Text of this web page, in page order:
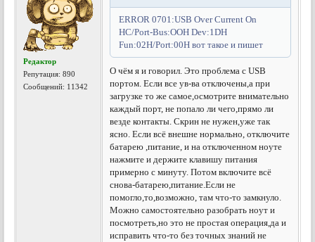
Редактор
Репутация:890
Сообщений: 11342
ERROR 0701:USB Over Current On
HC/Port-Bus:OOH Dev:1DH
Fun:02H/Port:00H вот такое и пишет
О чём я и говорил. Это проблема с USB
портом. Если все ув-ва отключены,а при
загрузке то же самое,осмотрите внимательно
каждый порт, не попало ли чего,прямо ли
везде контакты. Скрин не нужен,уже так
ясно. Если всё внешне нормально, отключите
батарею ,питание, и на отключенном ноуте
нажмите и держите клавишу питания
примерно с минуту. Потом включите всё
снова-батарею,питание.Если не
помогло,то,возможно, там что-то замкнуло.
Можно самостоятельно разобрать ноут и
посмотреть,но это не простая операция,да и
исправить что-то без точных знаний не